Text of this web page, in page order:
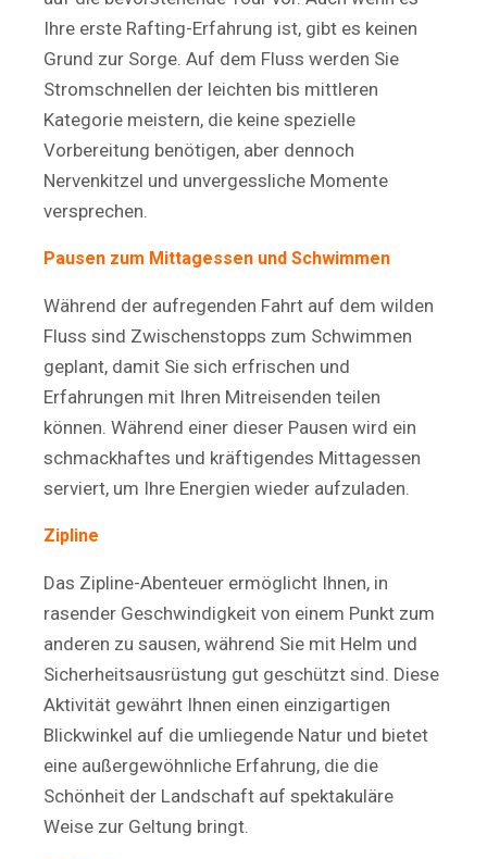
Ihre erste Rafting-Erfahrung ist, gibt es keinen
Grund zur Sorge. Auf dem Fluss werden Sie
Stromschnellen der leichten bis mittleren
Kategorie meistern, die keine spezielle
Vorbereitung benötigen, aber dennoch
Nervenkitzel und unvergessliche Momente
versprechen.
Pausen zum Mittagessen und Schwimmen
Während der aufregenden Fahrt auf dem wilden
Fluss sind Zwischenstopps zum Schwimmen
geplant, damit Sie sich erfrischen und
Erfahrungen mit Ihren Mitreisenden teilen
können. Während einer dieser Pausen wird ein
schmackhaftes und kräftigendes Mittagessen
serviert, um Ihre Energien wieder aufzuladen.
Zipline
Das Zipline-Abenteuer ermöglicht Ihnen, in
rasender Geschwindigkeit von einem Punkt zum
anderen zu sausen, während Sie mit Helm und
Sicherheitsausrüstung gut geschützt sind. Diese
Aktivität gewährt Ihnen einen einzigartigen
Blickwinkel auf die umliegende Natur und bietet
eine außergewöhnliche Erfahrung, die die
Schönheit der Landschaft auf spektakuläre
Weise zur Geltung bringt.